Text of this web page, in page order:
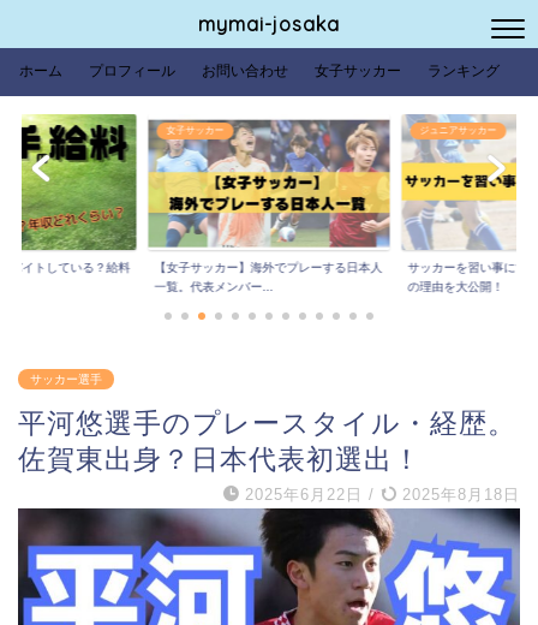
mymai-josaka
ホーム プロフィール お問い合わせ 女子サッカー ランキング
バイトしている？給料
女子サッカー
【女子サッカー】海外でプレーする日本人
一覧。代表メンバー...
ジュニアサッカー
サッカーを習い事にす
の理由を大公開！
サッカー選手
平河悠選手のプレースタイル・経歴。
佐賀東出身？日本代表初選出！
2025年6月22日 / 2025年8月18日